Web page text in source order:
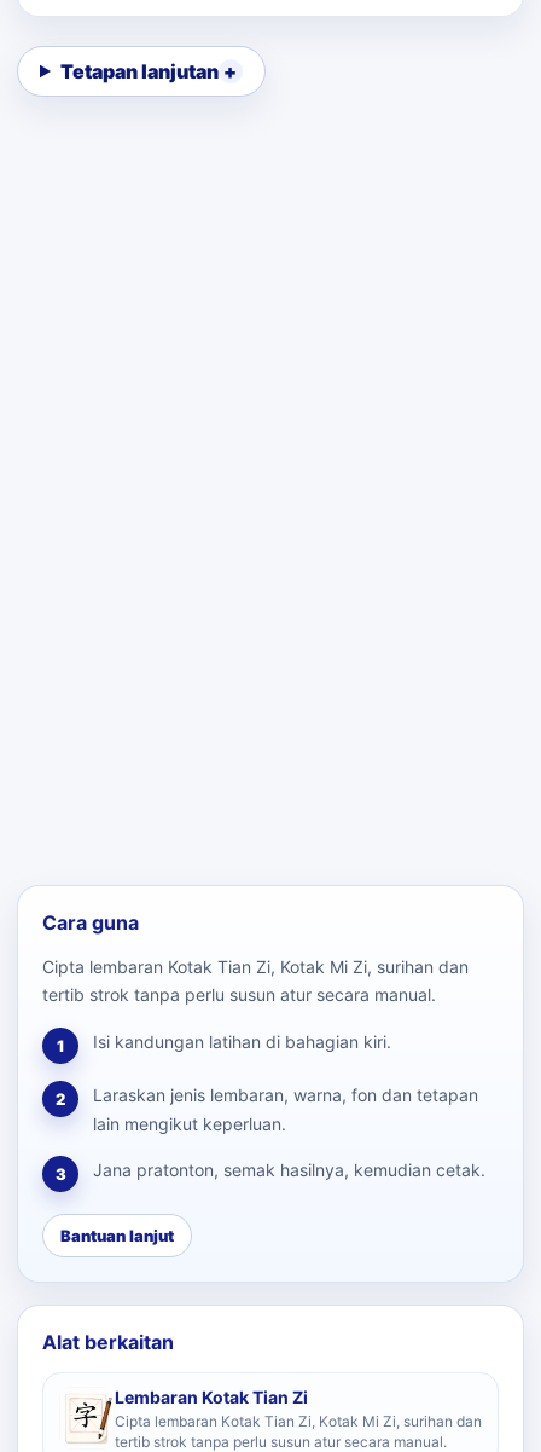
Tetapan lanjutan
Cara guna
Cipta lembaran Kotak Tian Zi, Kotak Mi Zi, surihan dan
tertib strok tanpa perlu susun atur secara manual.
1 Isi kandungan latihan di bahagian kiri.
2
Laraskan jenis lembaran, warna, fon dan tetapan
lain mengikut keperluan.
3 Jana pratonton, semak hasilnya, kemudian cetak.
Bantuan lanjut
Alat berkaitan
Lembaran Kotak Tian Zi
Cipta lembaran Kotak Tian Zi, Kotak Mi Zi, surihan dan
tertib strok tanpa perlu susun atur secara manual.